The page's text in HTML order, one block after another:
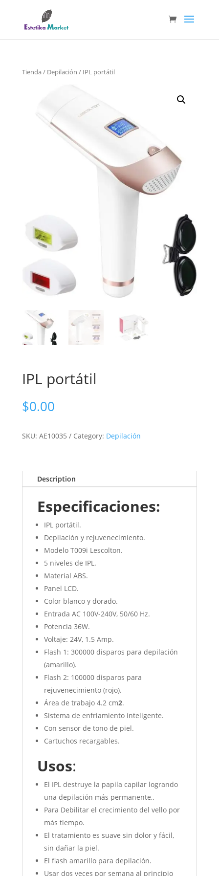
Tienda/ Depilación / IPL portátil
IPL portátil
$0.00
SKU: AE10035 Category: Depilación
Description
Especificaciones:
IPL portátil.
Depilación y rejuvenecimiento.
Modelo T009i Lescolton.
5 niveles de IPL.
Material ABS.
Panel LCD.
Color blanco y dorado.
Entrada AC 100V-240V, 50/60 Hz.
Potencia 36W.
Voltaje: 24V, 1.5 Amp.
Flash 1: 300000 disparos para depilación
(amarillo).
Flash 2: 100000 disparos para
rejuvenecimiento (rojo).
Área de trabajo 4.2 cm2.
Sistema de enfriamiento inteligente.
Con sensor de tono de piel.
Cartuchos recargables.
Usos:
El IPL destruye la papila capilar logrando
una depilación más permanente,.
Para Debilitar el crecimiento del vello por
más tiempo.
El tratamiento es suave sin dolor y fácil,
sin dañar la piel.
El flash amarillo para depilación.
Usar dos veces por semana al principio